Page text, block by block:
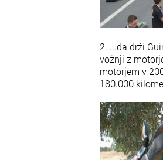
2. ...da drži
vožnji z
motorjem v
180.000